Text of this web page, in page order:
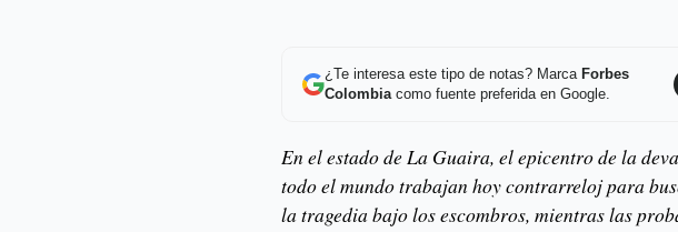
¿Te interesa este tipo de notas? Marca Forbes
Colombiacomo fuente preferida en Google.
En el estado de La Guaira, el epicentro de la
todo el mundo trabajan hoy contrarreloj para
la tragedia bajo los escombros, mientras las